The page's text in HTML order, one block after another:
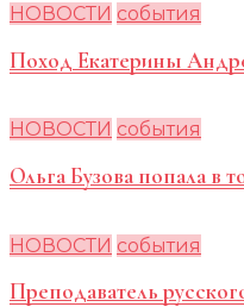
НОВОСТИ события
Поход Екатерины
НОВОСТИ события
Ольга Бузова попала в
НОВОСТИ события
Преподаватель